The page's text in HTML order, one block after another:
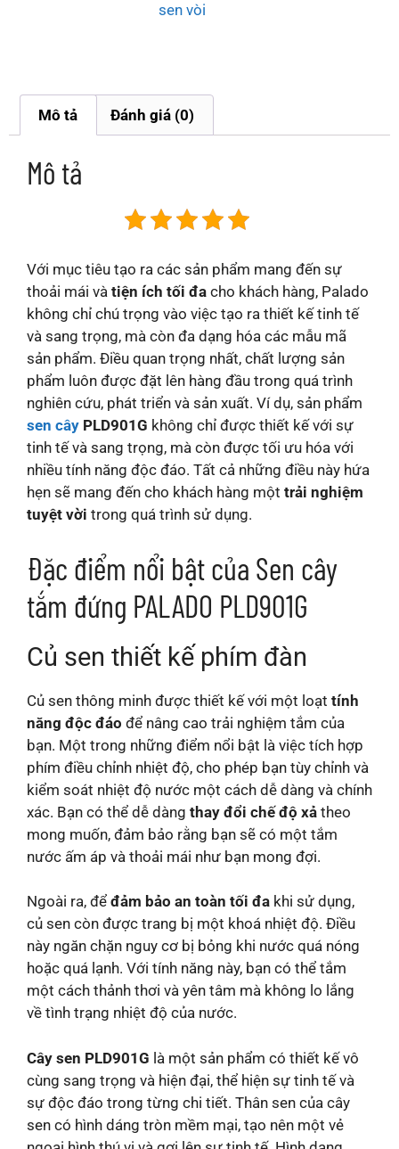
sen vòi
Mô tả Đánh giá (0)
Mô tả
Với mục tiêu tạo ra các sản phẩm mang đến sự
thoải mái và tiện ích tối đa cho khách hàng, Palado
không chỉ chú trọng vào việc tạo ra thiết kế tinh tế
và sang trọng, mà còn đa dạng hóa các mẫu mã
sản phẩm. Điều quan trọng nhất, chất lượng sản
phẩm luôn được đặt lên hàng đầu trong quá trình
nghiên cứu, phát triển và sản xuất. Ví dụ, sản phẩm
sen cây PLD901G không chỉ được thiết kế với sự
tinh tế và sang trọng, mà còn được tối ưu hóa với
nhiều tính năng độc đáo. Tất cả những điều này hứa
hẹn sẽ mang đến cho khách hàng một trải nghiệm
tuyệt vời trong quá trình sử dụng.
Đặc điểm nổi bật của Sen cây
tắm đứng PALADO PLD901G
Củ sen thiết kế phím đàn
Củ sen thông minh được thiết kế với một loạt tính
năng độc đáo để nâng cao trải nghiệm tắm của
bạn. Một trong những điểm nổi bật là việc tích hợp
phím điều chỉnh nhiệt độ, cho phép bạn tùy chỉnh và
kiểm soát nhiệt độ nước một cách dễ dàng và chính
xác. Bạn có thể dễ dàng thay đổi chế độ xả theo
mong muốn, đảm bảo rằng bạn sẽ có một tắm
nước ấm áp và thoải mái như bạn mong đợi.
Ngoài ra, để đảm bảo an toàn tối đa khi sử dụng,
củ sen còn được trang bị một khoá nhiệt độ. Điều
này ngăn chặn nguy cơ bị bỏng khi nước quá nóng
hoặc quá lạnh. Với tính năng này, bạn có thể tắm
một cách thảnh thơi và yên tâm mà không lo lắng
về tình trạng nhiệt độ của nước.
Cây sen PLD901G là một sản phẩm có thiết kế vô
cùng sang trọng và hiện đại, thể hiện sự tinh tế và
sự độc đáo trong từng chi tiết. Thân sen của cây
sen có hình dáng tròn mềm mại, tạo nên một vẻ